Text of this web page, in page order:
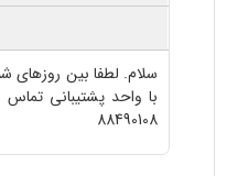
با واحد پشتیبانی تماس
88490108